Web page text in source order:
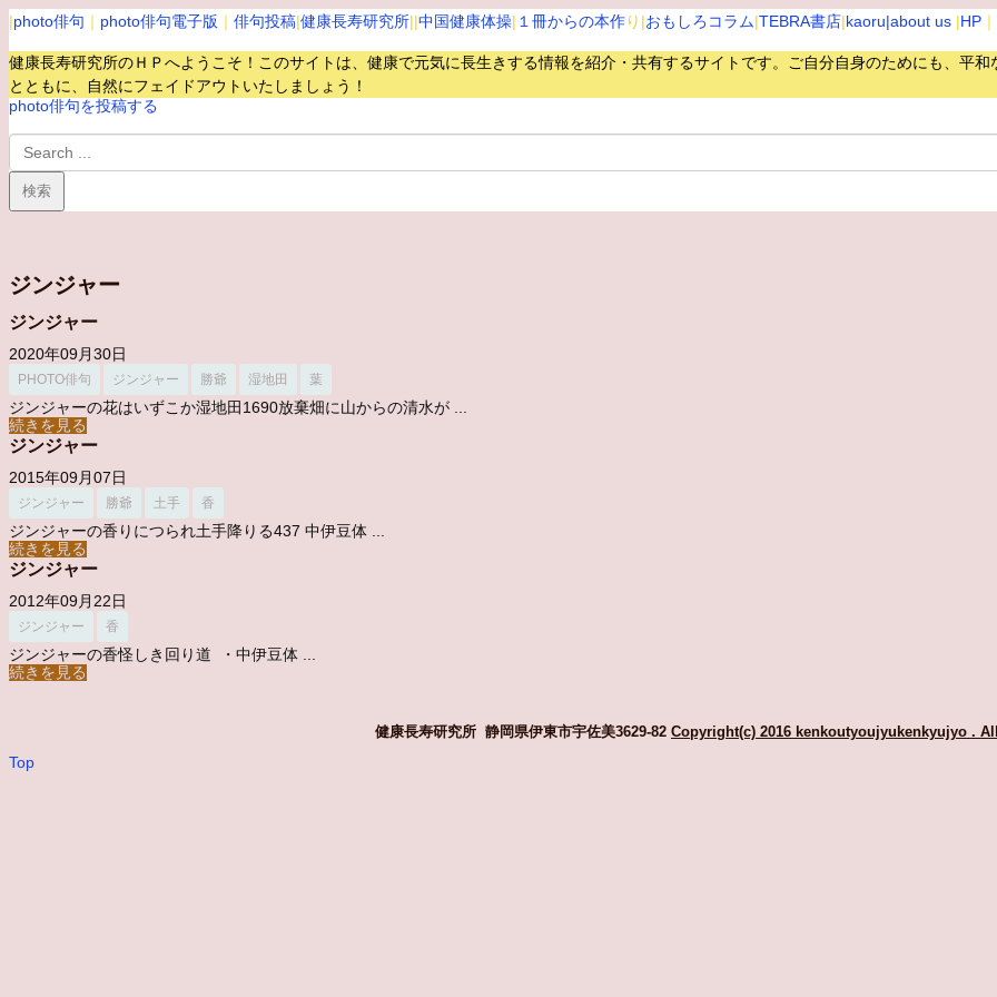
|photo俳句 ｜ photo俳句電子版 ｜ 俳句投稿|健康長寿研究所||中国健康体操| １冊からの本作り|おもしろコラム|TEBRA書店|kaoru|about us |HP ｜
健康長寿研究所のＨＰへようこそ！このサイトは、健康で元気に長生きする情報を紹介・共有するサイトです。 ご自分自身のためにも、平
とともに、自然にフェイドアウトいたしましょう！
photo俳句を投稿する
ジンジャー
ジンジャー
2020年09月30日
PHOTO俳句 ジンジャー 勝爺 湿地田 葉
ジンジャーの花はいずこか湿地田1690放棄畑に山からの清水が ...
続きを見る
ジンジャー
2015年09月07日
ジンジャー 勝爺 土手 香
ジンジャーの香りにつられ土手降りる437 中伊豆体 ...
続きを見る
ジンジャー
2012年09月22日
ジンジャー 香
ジンジャーの香怪しき回り道 ・中伊豆体 ...
続きを見る
健康長寿研究所 静岡県伊東市宇佐美3629-82 Copyright(c) 2016 kenkoutyoujyukenkyujyo .
Top